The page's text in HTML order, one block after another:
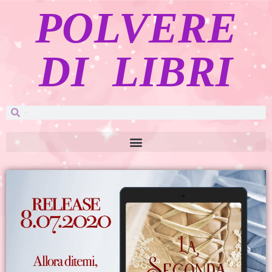
POLVERE
DI LIBRI